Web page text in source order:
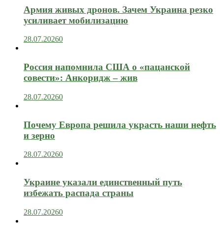
Армия живых дронов. Зачем Украина резко
усиливает мобилизацию
28.07.20260
Россия напомнила США о «пацанской
совести»: Анкоридж – жив
28.07.20260
Почему Европа решила украсть наши нефть
и зерно
28.07.20260
Украине указали единственный путь
избежать распада страны
28.07.20260